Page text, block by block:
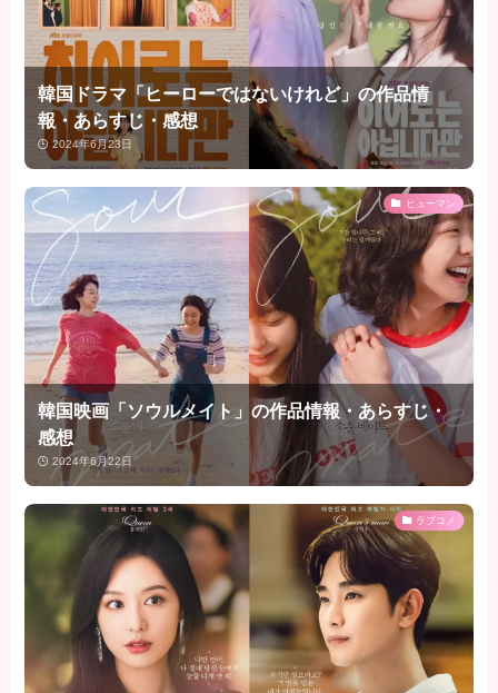
韓国ドラマ「ヒーローではないけれど」の作品情
報・あらすじ・感想
2024年6月23日
ヒューマン
韓国映画「ソウルメイト」の作品情報・あらすじ・
感想
2024年6月22日
ラブコメ